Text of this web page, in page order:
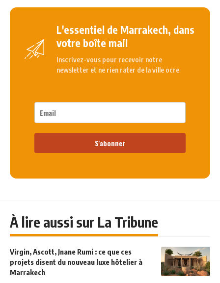
L'essentiel de Marrakech, dans
votre boîte mail
Inscrivez-vous pour recevoir notre
newsletter et ne rien rater de la ville ocre
S'abonner
À lire aussi sur La Tribune
Virgin, Ascott, Jnane Rumi : ce que ces
projets disent du nouveau luxe hôtelier à
Marrakech